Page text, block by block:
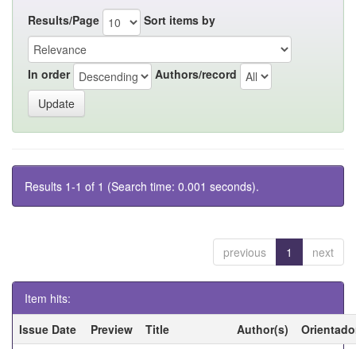
Results/Page Sort items by
In order Authors/record
Results 1-1 of 1 (Search time: 0.001 seconds).
previous 1 next
Item hits:
Issue Date
Preview Title Author(s)